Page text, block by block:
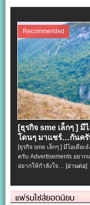
Recommended
[ธุรกิจ sme เล็กๆ ] มี
โดนๆ มาแชร์…กันครั
[ธุรกิจ sme เล็กๆ ] มีไอเดีย
ครับ Advertisements อยา
อยากให้กำลังใจ…[อ่านต่อ]
แฟรนไชส์ยอดนิยม